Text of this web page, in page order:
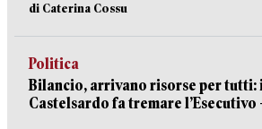
di Caterina Cossu
Politica
Bilancio, arrivano risorse per tutti:
Castelsardo fa tremare l’Esecutivo